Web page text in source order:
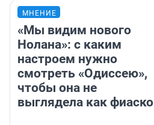
МНЕНИЕ
«Мы видим нового
Нолана»: с каким
настроем нужно
смотреть «Одиссею»,
чтобы она не
выглядела как фиаско